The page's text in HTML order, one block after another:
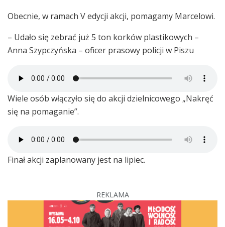
Obecnie, w ramach V edycji akcji, pomagamy Marcelowi.
– Udało się zebrać już 5 ton korków plastikowych –
Anna Szypczyńska – oficer prasowy policji w Piszu
Wiele osób włączyło się do akcji dzielnicowego „Nakręć
się na pomaganie”.
Finał akcji zaplanowany jest na lipiec.
REKLAMA